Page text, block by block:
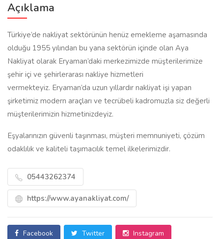
Açıklama
Türkiye’de nakliyat sektörünün henüz emekleme aşamasında
olduğu 1955 yılından bu yana sektörün içinde olan Aya
Nakliyat olarak Eryaman’daki merkezimizde müşterilerimize
şehir içi ve şehirlerarası nakliye hizmetleri
vermekteyiz. Eryaman’da uzun yıllardır nakliyat işi yapan
şirketimiz modern araçları ve tecrübeli kadromuzla siz değerli
müşterilerimizin hizmetinizdeyiz.
Eşyalarınızın güvenli taşınması, müşteri memnuniyeti, çözüm
odaklılık ve kaliteli taşımacılık temel ilkelerimizdir.
05443262374
https://www.ayanakliyat.com/
Facebook Twitter Instagram